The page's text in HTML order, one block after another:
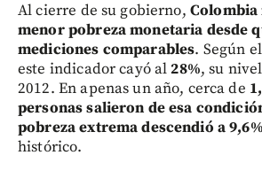
Al cierre de su gobierno,
menor pobreza monetaria desde
mediciones comparables. Según el
este indicador cayó al28%, su
2012. En apenas un año, cerca de
personas salieron de esa
pobreza extrema descendió a 9,6%
histórico.